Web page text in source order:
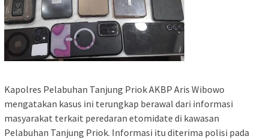
Kapolres Pelabuhan Tanjung Priok AKBP Aris Wibowo
mengatakan kasus ini terungkap berawal dari informasi
masyarakat terkait peredaran etomidate di kawasan
Pelabuhan Tanjung Priok. Informasi itu diterima polisi pada